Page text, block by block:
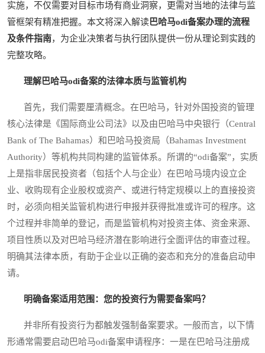
实施，不仅需要对目标市场有商业洞察，更需对当地的法律与监
管框架有精准把握。本文将深入解读巴哈马odi备案办理的流程
及条件指南，为企业决策者与执行团队提供一份从理论到实践的
完整攻略。
理解巴哈马odi备案的法律本质与监管机构
首先，我们需要厘清概念。在巴哈马，针对外国投资的管理
核心法律是《国际商业公司法》以及由巴哈马中央银行（Central
Bank of The Bahamas）和巴哈马投资局（Bahamas Investment
Authority）等机构共同构建的监管体系。所谓的“odi备案”，实质
上是指非居民投资者（包括个人与企业）在巴哈马境内设立企
业、收购现有企业股权或资产、或进行特定规模以上的直接投资
时，必须向相关监管机构进行申报并获得批准或许可的程序。这
个过程并非简单的登记，而是监管机构对投资主体、资金来源、
项目性质以及对巴哈马经济潜在影响进行全面评估的审查过程。
明确其法律本质，有助于企业以正确的姿态和充分的准备启动申
请。
明确备案适用范围：您的投资行为需要备案吗？
并非所有投资行为都触发强制备案要求。一般而言，以下情
形通常需要启动巴哈马odi备案申请程序：一是在巴哈马注册成